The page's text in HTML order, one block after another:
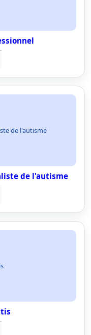
de l'autisme
de l'autisme